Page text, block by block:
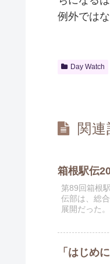
例外では
Day Watch
関連
箱根駅伝
第89回箱根
伝部は、総
展開だった。
「はじめ